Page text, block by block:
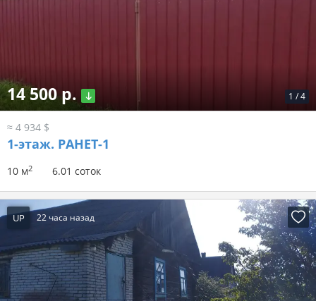
1 /4
14 500 р.
≈ 4 934 $
1-этаж. РАНЕТ-1
10 м2 6.01 соток
UP 22 часа назад